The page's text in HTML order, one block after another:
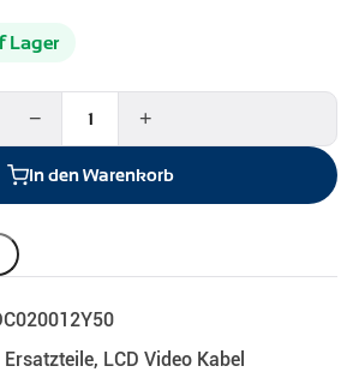
Lager
− +
In den Warenkorb
Ersatzteile, LCD Video Kabel